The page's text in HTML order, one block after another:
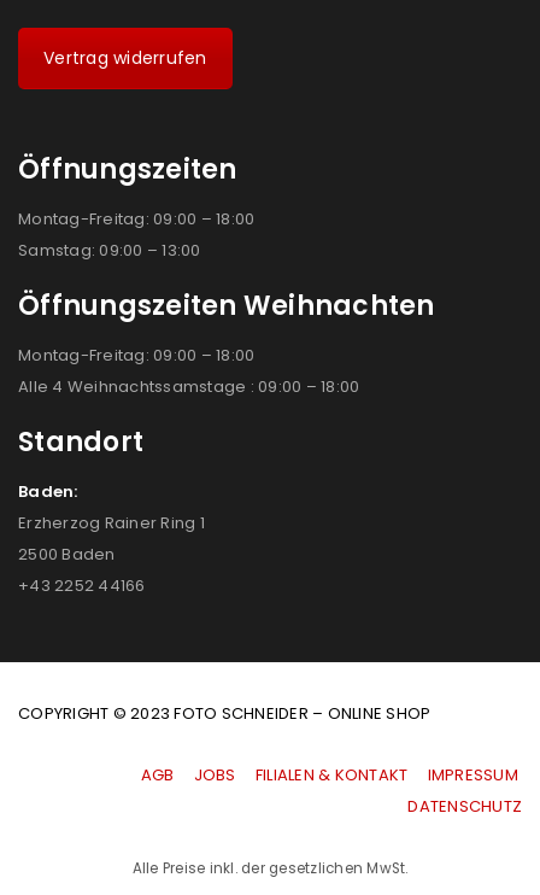
Vertrag widerrufen
Öffnungszeiten
Montag-Freitag: 09:00 – 18:00
Samstag: 09:00 – 13:00
Öffnungszeiten Weihnachten
Montag-Freitag: 09:00 – 18:00
Alle 4 Weihnachtssamstage : 09:00 – 18:00
Standort
Baden:
Erzherzog Rainer Ring 1
2500 Baden
+43 2252 44166
COPYRIGHT © 2023 FOTO SCHNEIDER – ONLINE SHOP
AGB JOBS FILIALEN & KONTAKT
IMPRESSUM
|DATENSCHUTZ
Alle Preise inkl. der gesetzlichen MwSt.